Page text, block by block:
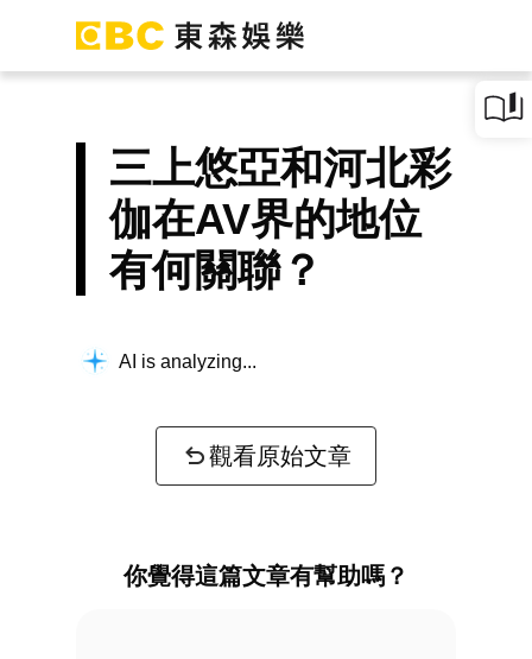
三上悠亞和河北彩
伽在AV界的地位
有何關聯？
AI is analyzing...
觀看原始文章
你覺得這篇文章有幫助嗎？